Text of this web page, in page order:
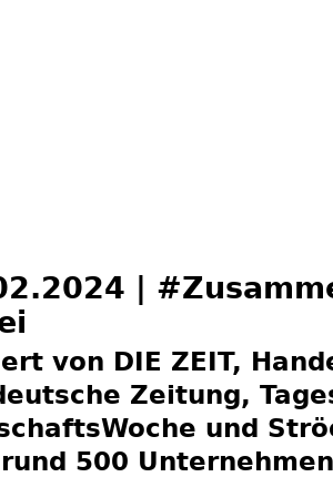
|
von DIE ZEIT,
Zeitung,
und
500